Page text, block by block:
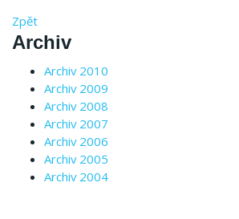
Zpět
Archiv
Archiv 2010
Archiv 2009
Archiv 2008
Archiv 2007
Archiv 2006
Archiv 2005
Archiv 2004